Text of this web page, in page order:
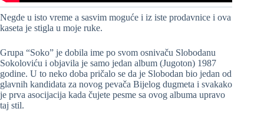
Negde u isto vreme a sasvim moguće i iz iste prodavnice i ova
kaseta je stigla u moje ruke.
Grupa “Soko” je dobila ime po svom osnivaču Slobodanu
Sokoloviću i objavila je samo jedan album (Jugoton) 1987
godine. U to neko doba pričalo se da je Slobodan bio jedan od
glavnih kandidata za novog pevača Bijelog dugmeta i svakako
je prva asocijacija kada čujete pesme sa ovog albuma upravo
taj stil.